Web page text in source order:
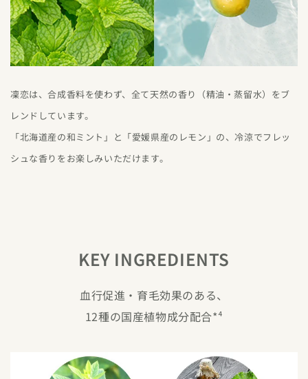
凜恋は、合成香料を使わず、全て天然の香り（精油・蒸留水）をブ
レンドしています。
「北海道産の和ミント」と「愛媛県産のレモン」の、冷涼でフレッ
シュな香りをお楽しみいただけます。
KEY INGREDIENTS
血行促進・育毛効果のある、
12種の国産植物成分配合*⁴